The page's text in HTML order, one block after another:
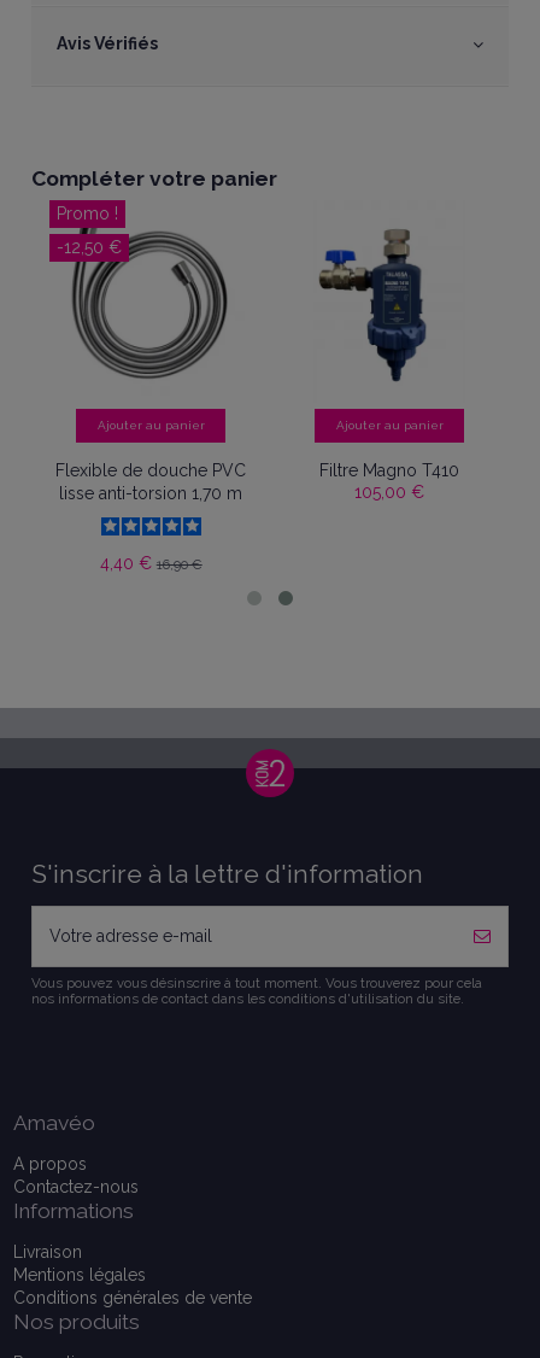
Avis Vérifiés
Compléter votre panier
Promo !
-12,50 €
Ajouter au panier
Flexible de douche PVC
lisse anti-torsion 1,70 m
4,40 €16,90 €
Ajouter au panier
Filtre Magno T410
105,00 €
S'inscrire à la lettre d'information
Vous pouvez vous désinscrire à tout moment. Vous trouverez pour cela
nos informations de contact dans les conditions d'utilisation du site.
Amavéo
A propos
Contactez-nous
Informations
Livraison
Mentions légales
Conditions générales de vente
Nos produits